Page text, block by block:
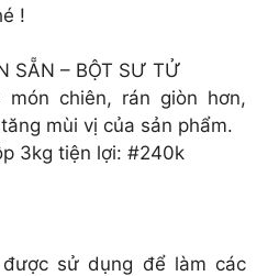
!
SẴN – BỘT SƯ TỬ
chiên, rán giòn hơn,
mùi vị của sản phẩm.
3kg tiện lợi: #240k
sử dụng để làm các